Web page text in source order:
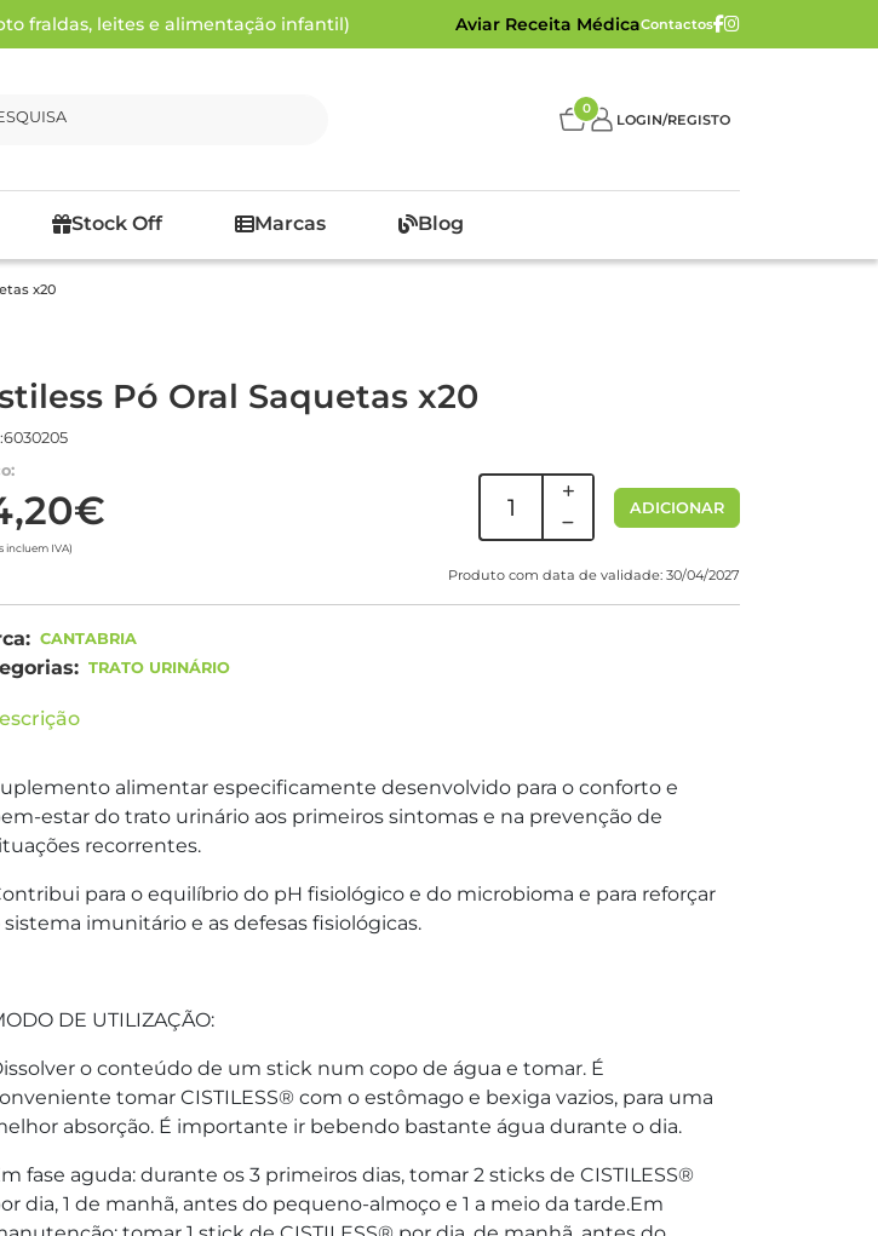
fraldas, leites e alimentação infantil) Aviar Receita MédicaContactos
0
LOGIN/REGISTO
Stock Off Marcas Blog
x20
Pó Oral Saquetas x20
incluem IVA)
ADICIONAR
Produto com data de validade: 30/04/2027
CANTABRIA
TRATO URINÁRIO
alimentar especificamente desenvolvido para o conforto e
estar do trato urinário aos primeiros sintomas e na prevenção de
recorrentes.
para o equilíbrio do pH fisiológico e do microbioma e para reforçar
sistema imunitário e as defesas fisiológicas.
DE UTILIZAÇÃO:
o conteúdo de um stick num copo de água e tomar. É
tomar CISTILESS® com o estômago e bexiga vazios, para uma
absorção. É importante ir bebendo bastante água durante o dia.
fase aguda: durante os 3 primeiros dias, tomar 2 sticks de CISTILESS®
dia, 1 de manhã, antes do pequeno-almoço e 1 a meio da tarde.Em